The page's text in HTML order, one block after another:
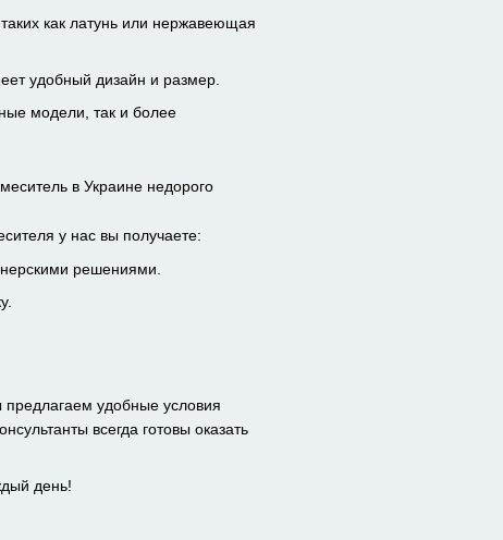
как латунь или нержавеющая
удобный дизайн и размер.
модели, так и более
у нас вы получаете:
решениями.
удобные условия
всегда готовы оказать
день!